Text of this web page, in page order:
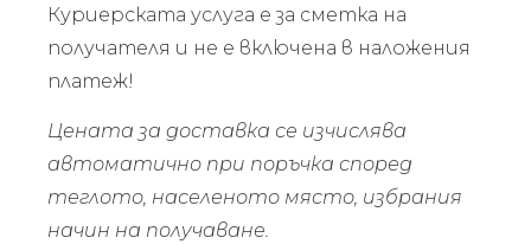
Куриерската услуга е за сметка на
получателя и не е включена в наложения
платеж!
Цената за доставка се изчислява
автоматично при поръчка според
теглото, населеното място, избрания
начин на получаване.